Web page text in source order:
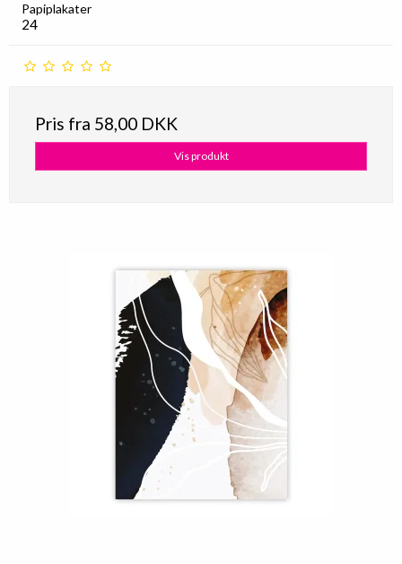
Papiplakater
24
Pris fra 58,00 DKK
Vis produkt